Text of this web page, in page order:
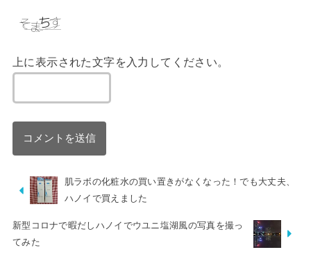
上に表示された文字を入力してください。
肌ラボの化粧水の買い置きがなくなった！でも大丈夫、
ハノイで買えました
新型コロナで暇だしハノイでウユニ塩湖風の写真を撮っ
てみた